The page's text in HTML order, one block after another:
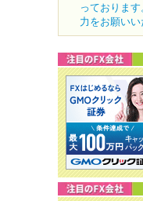
っておりま
力をお願いい